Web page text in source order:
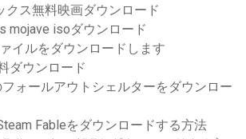
クス無料映画ダウンロード
mojave isoダウンロード
イルをダウンロードします
ダウンロード
ォールアウトシェルターをダウンロー
Fableをダウンロードする方法